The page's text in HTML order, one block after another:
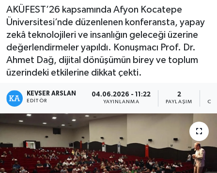
AKÜFEST’26 kapsamında Afyon Kocatepe
Üniversitesi’nde düzenlenen konferansta, yapay
zekâ teknolojileri ve insanlığın geleceği üzerine
değerlendirmeler yapıldı. Konuşmacı Prof. Dr.
Ahmet Dağ, dijital dönüşümün birey ve toplum
üzerindeki etkilerine dikkat çekti.
KEVSER ARSLAN
EDITÖR
04.06.2026 - 11:22
YAYINLANMA
2
PAYLAŞIM
Sağlık
Teknoloji
Kültür - Sanat
Yaşam
Son Dakika Haberleri
Haber Arşivi